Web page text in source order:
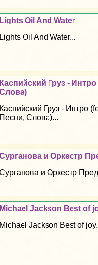
Lights Oil And Water
Lights Oil And Water...
Каспийский Груз -
Слова)
Каспийский Груз - Интро
Песни, Слова)...
Сурганова и Оркестр
Сурганова и Оркестр
Michael Jackson Best of
Michael Jackson Best of